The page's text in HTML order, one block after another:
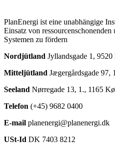
PlanEnergi ist eine unabhängige
Einsatz von
Systemen zu fördern
Nordjütland Jyllandsgade 1,
Mitteljütland Jægergårdsgade 97,
Seeland Nørregade 13, 1., 1165
Telefon (+45) 9682 0400
E-mail planenergi@planenergi.dk
USt-Id DK 7403 8212